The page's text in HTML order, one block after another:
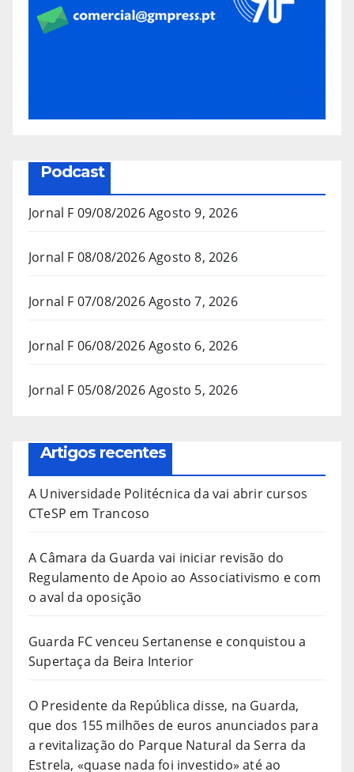
Podcast
Jornal F 09/08/2026Agosto 9, 2026
Jornal F 08/08/2026Agosto 8, 2026
Jornal F 07/08/2026Agosto 7, 2026
Jornal F 06/08/2026Agosto 6, 2026
Jornal F 05/08/2026Agosto 5, 2026
Artigos recentes
A Universidade Politécnica da vai abrir cursos
CTeSP em Trancoso
A Câmara da Guarda vai iniciar revisão do
Regulamento de Apoio ao Associativismo e com
o aval da oposição
Guarda FC venceu Sertanense e conquistou a
Supertaça da Beira Interior
O Presidente da República disse, na Guarda,
que dos 155 milhões de euros anunciados para
a revitalização do Parque Natural da Serra da
Estrela, «quase nada foi investido» até ao